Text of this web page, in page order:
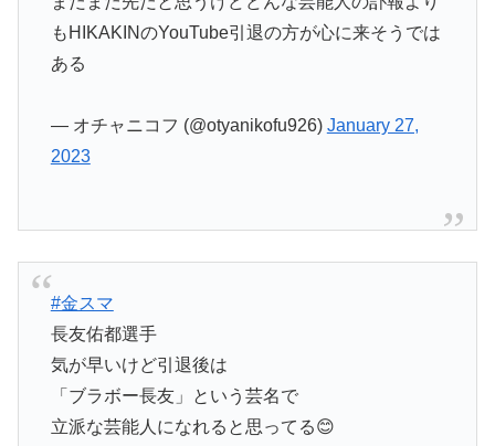
もHIKAKINのYouTube引退の方が心に来そうでは
ある
— オチャニコフ (@otyanikofu926) January 27,
2023
#金スマ
長友佑都選手
気が早いけど引退後は
「ブラボー長友」という芸名で
立派な芸能人になれると思ってる😊